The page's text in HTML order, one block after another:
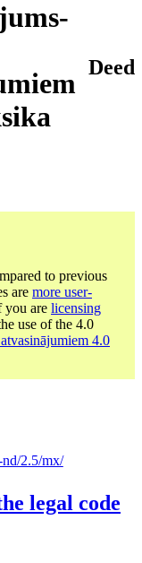
Deed
to previous
are more user-
you are licensing
use of the 4.0
4.0
nd/2.5/mx/
legal code